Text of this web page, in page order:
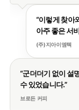
아주 좋은 서
(주)지아이엠텍
“군더더기 없이 설
수 있었습니다.”
브로든 커피
“이슈, 없어요